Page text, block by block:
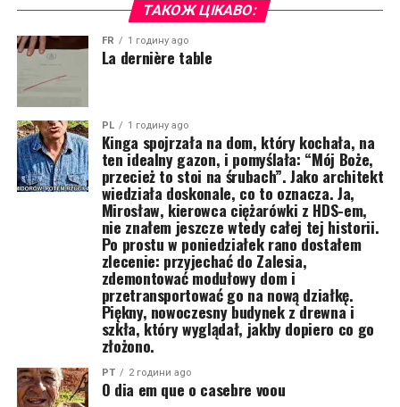
ТАКОЖ ЦІКАВО:
FR 1 годину ago
La dernière table
PL 1 годину ago
Kinga spojrzała na dom, który kochała, na
ten idealny gazon, i pomyślała: “Mój Boże,
przecież to stoi na śrubach”. Jako architekt
wiedziała doskonale, co to oznacza. Ja,
Mirosław, kierowca ciężarówki z HDS-em,
nie znałem jeszcze wtedy całej tej historii.
Po prostu w poniedziałek rano dostałem
zlecenie: przyjechać do Zalesia,
zdemontować modułowy dom i
przetransportować go na nową działkę.
Piękny, nowoczesny budynek z drewna i
szkła, który wyglądał, jakby dopiero co go
złożono.
PT 2 години ago
O dia em que o casebre voou